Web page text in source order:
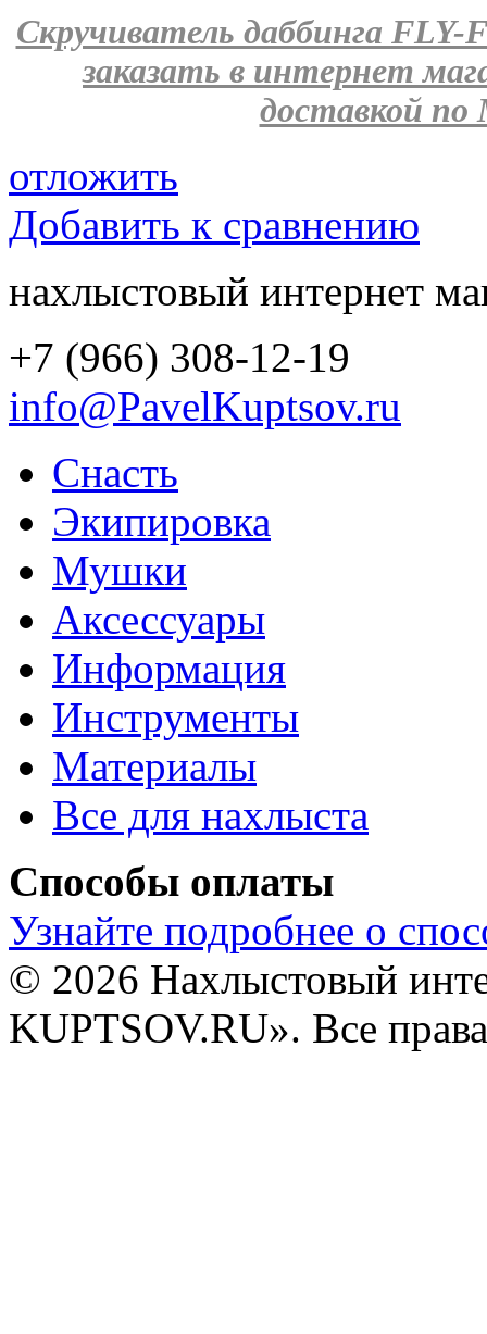
Скручиватель даббинга
заказать в интернет
доставкой по
отложить
Добавить к сравнению
нахлыстовый интернет
+7 (966) 308-12-19
info@PavelKuptsov.ru
Снасть
Экипировка
Мушки
Аксессуары
Информация
Инструменты
Материалы
Все для нахлыста
Способы оплаты
Узнайте подробнее о
© 2026 Нахлыстовый
KUPTSOV.RU». Все